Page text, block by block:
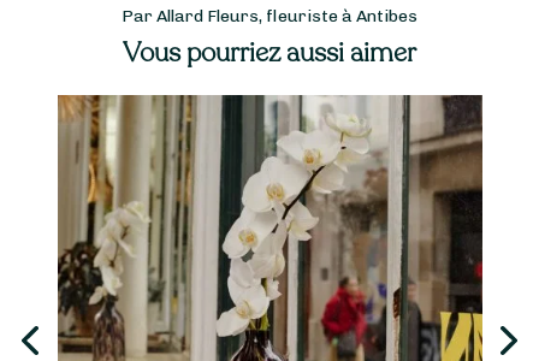
Par Allard Fleurs, fleuriste à Antibes
Vous pourriez aussi aimer